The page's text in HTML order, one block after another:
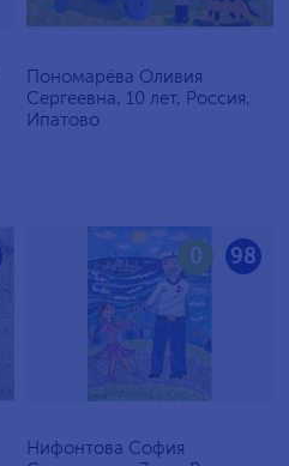
Пономарёва Оливия
Сергеевна, 10 лет, Россия,
Ипатово
98
0
Нифонтова София